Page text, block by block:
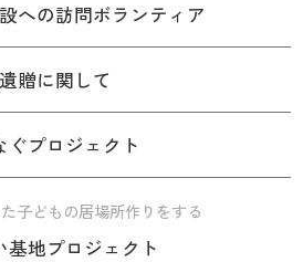
への訪問ボランティア
遺贈に関して
ぐプロジェクト
子どもの居場所作りをする
基地プロジェクト